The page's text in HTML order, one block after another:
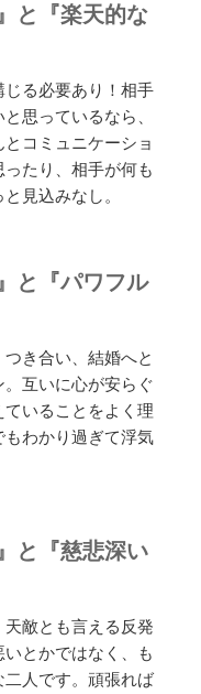
と『楽天的な
る必要あり！相手
思っているなら、
コミュニケーショ
たり、相手が何も
見込みなし。
と『パワフル
き合い、結婚へと
。互いに心が安らぐ
いることをよく理
わかり過ぎて浮気
と『慈悲深い
敵とも言える反発
とかではなく、も
人です。頑張れば